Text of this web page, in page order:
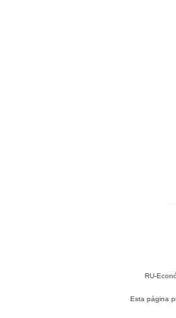
RU-
Esta página